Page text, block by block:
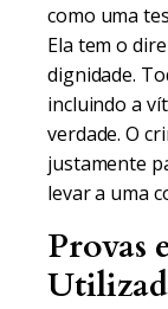
como uma
Ela tem o
dignidade.
incluindo a
verdade. O
justamente
levar a uma
Provas